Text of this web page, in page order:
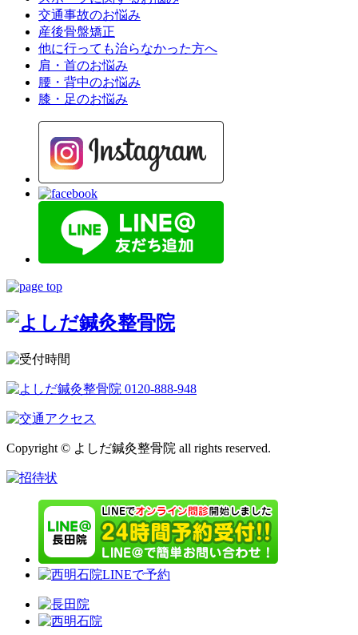
交通事故のお悩み
産後骨盤矯正
他に行っても治らなかった方へ
肩・首のお悩み
腰・背中のお悩み
膝・足のお悩み
Copyright © よしだ鍼灸整骨院 all rights reserved.